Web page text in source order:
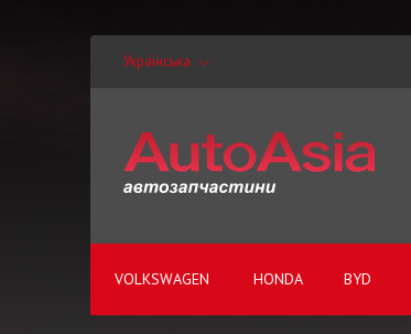
Українська
VOLKSWAGEN HONDA BYD